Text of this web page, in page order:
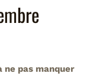
ne pas manquer